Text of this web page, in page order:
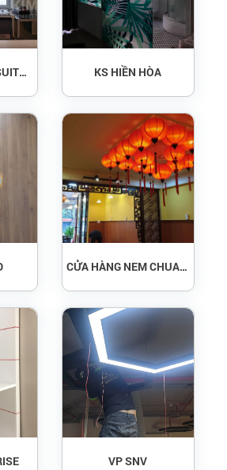
KS ZEN DIAMON SUITES ĐN KS HIỀN HÒA
CỬA HÀNG NEM CHUA RÁN
VP SNV